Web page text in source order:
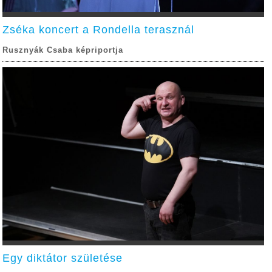
Zséka koncert a Rondella terasznál
Rusznyák Csaba képriportja
Egy diktátor születése